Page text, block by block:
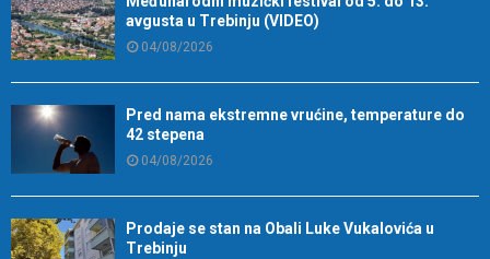
avgusta u Trebinju (VIDEO)
04/08/2026
Pred nama ekstremne vrućine, temperature do
42 stepena
04/08/2026
Prodaje se stan na Obali Luke Vukalovića u
Trebinju